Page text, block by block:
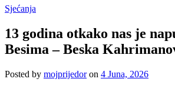
Sjećanja
13 godina otkako nas je
Besima – Beska
Posted by mojprijedor on 4 Juna, 2026